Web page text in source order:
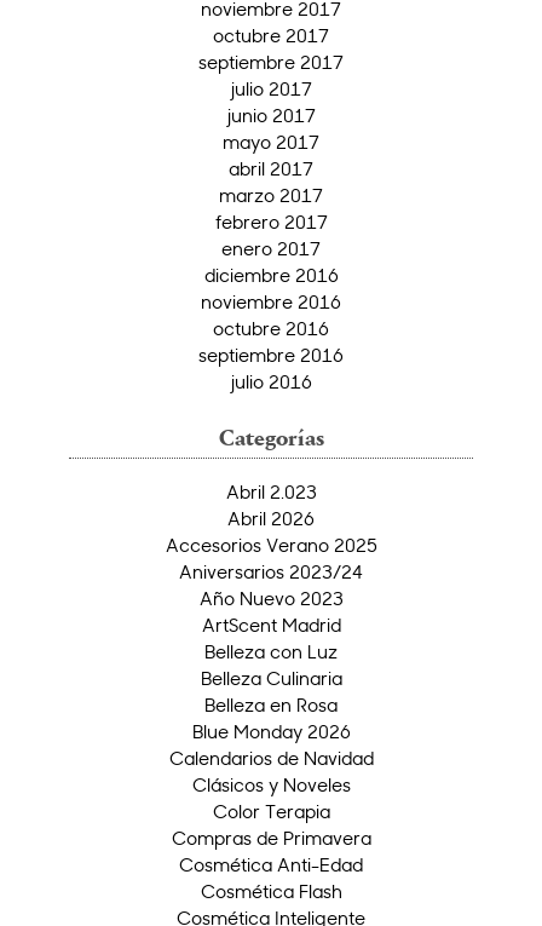
noviembre 2017
octubre 2017
septiembre 2017
julio 2017
junio 2017
mayo 2017
abril 2017
marzo 2017
febrero 2017
enero 2017
diciembre 2016
noviembre 2016
octubre 2016
septiembre 2016
julio 2016
Categorías
Abril 2.023
Abril 2026
Accesorios Verano 2025
Aniversarios 2023/24
Año Nuevo 2023
ArtScent Madrid
Belleza con Luz
Belleza Culinaria
Belleza en Rosa
Blue Monday 2026
Calendarios de Navidad
Clásicos y Noveles
Color Terapia
Compras de Primavera
Cosmética Anti-Edad
Cosmética Flash
Cosmética Inteligente